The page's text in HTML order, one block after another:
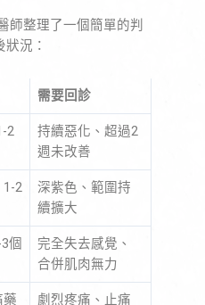
師整理了一個簡單的判
況：
需要回診
2
持續惡化、超過2
週未改善
1-2
深紫色、範圍持
續擴大
個
完全失去感覺、
合併肌肉無力
藥
劇烈疼痛、止痛